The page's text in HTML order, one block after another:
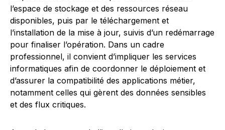
l’espace de stockage et des ressources réseau
disponibles, puis par le téléchargement et
l’installation de la mise à jour, suivis d’un redémarrage
pour finaliser l’opération. Dans un cadre
professionnel, il convient d’impliquer les services
informatiques afin de coordonner le déploiement et
d’assurer la compatibilité des applications métier,
notamment celles qui gèrent des données sensibles
et des flux critiques.